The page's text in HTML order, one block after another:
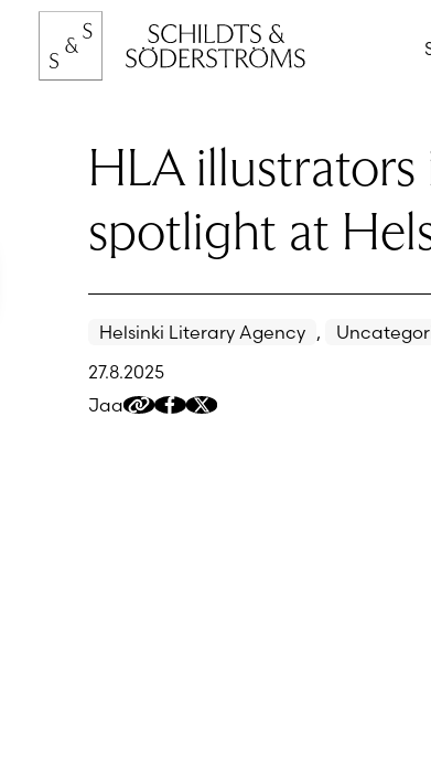
Hyppää
sisältöön
HLA illustrators
spotlight at
Helsinki Literary Agency ,
27.8.2025
Jaa
Kopioi
JaaJaa